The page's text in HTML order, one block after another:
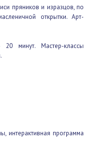
пряников и изразцов,
открытки. Арт-
20 минут. Мастер-классы
интерактивная